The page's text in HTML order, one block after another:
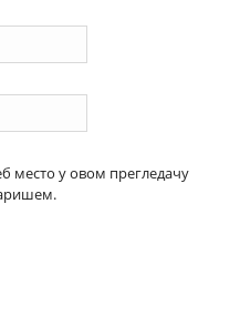
место у овом прегледачу